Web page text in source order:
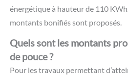
énergétique à hauteur de 110
montants bonifiés sont proposés.
Quels sont les montants
de pouce ?
Pour les travaux permettant